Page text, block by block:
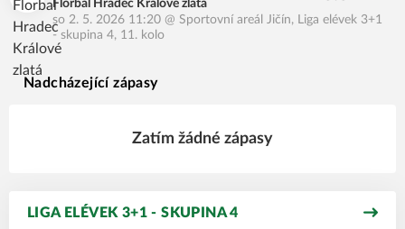
Florbal Hradec Králové zlatá
so 2. 5. 2026 11:20 @ Sportovní areál Jičín, Liga elévek 3+1
- skupina 4, 11. kolo
Nadcházející zápasy
Zatím žádné zápasy
LIGA ELÉVEK 3+1 - SKUPINA 4